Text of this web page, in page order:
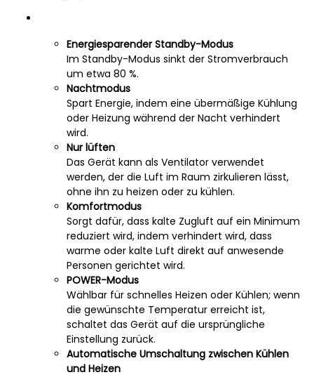
Energiesparender Standby-Modus
Im Standby-Modus sinkt der Stromverbrauch
um etwa 80 %.
Nachtmodus
Spart Energie, indem eine übermäßige Kühlung
oder Heizung während der Nacht verhindert
wird.
Nur lüften
Das Gerät kann als Ventilator verwendet
werden, der die Luft im Raum zirkulieren lässt,
ohne ihn zu heizen oder zu kühlen.
Komfortmodus
Sorgt dafür, dass kalte Zugluft auf ein Minimum
reduziert wird, indem verhindert wird, dass
warme oder kalte Luft direkt auf anwesende
Personen gerichtet wird.
POWER-Modus
Wählbar für schnelles Heizen oder Kühlen; wenn
die gewünschte Temperatur erreicht ist,
schaltet das Gerät auf die ursprüngliche
Einstellung zurück.
Automatische Umschaltung zwischen Kühlen
und Heizen